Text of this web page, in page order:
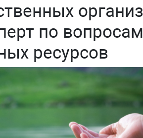
по вопросам
ресурсов